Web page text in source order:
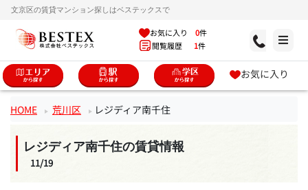
文京区の賃貸マンション探しはベステックスで
お気に入り 0件
閲覧履歴 1件
お気に入り
HOME 荒川区 レジディア南千住
レジディア南千住の賃貸情報
11/19